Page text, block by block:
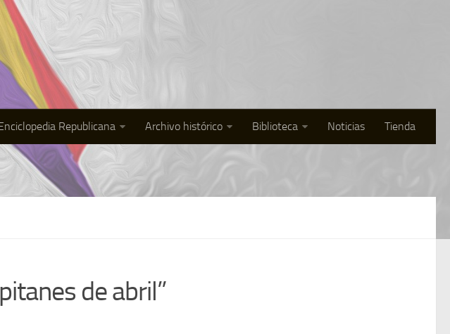
Republicana Archivo histórico Biblioteca Noticias Tienda
de abril”